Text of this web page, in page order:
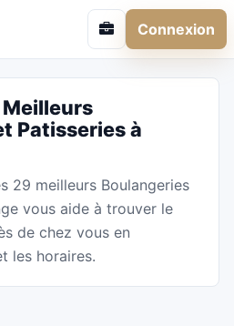
Connexion
Patisseries à
29 meilleurs Boulangeries
vous aide à trouver le
de chez vous en
les horaires.